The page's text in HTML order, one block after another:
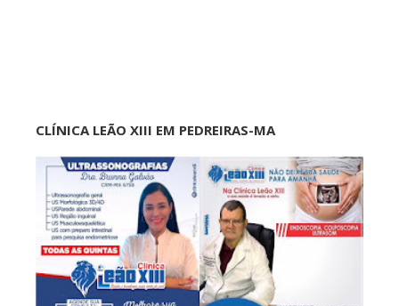
CLÍNICA LEÃO XIII EM PEDREIRAS-MA